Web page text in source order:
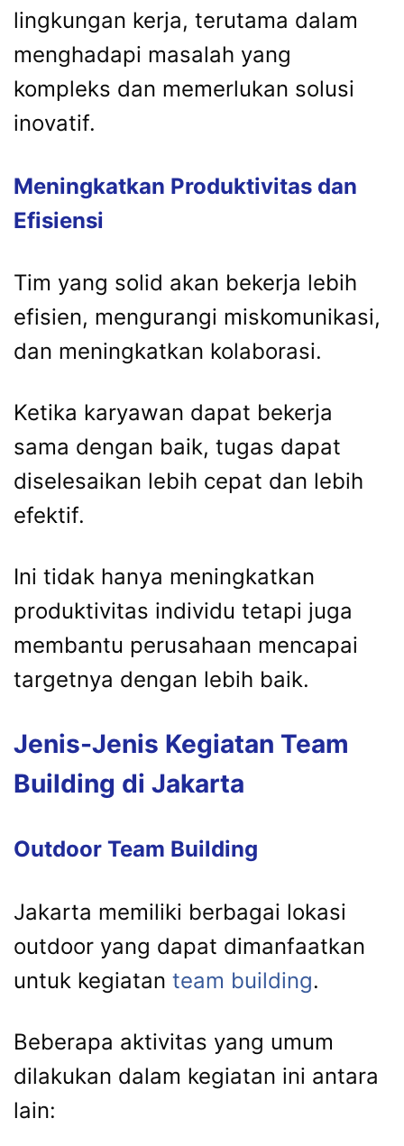
lingkungan kerja, terutama dalam
menghadapi masalah yang
kompleks dan memerlukan solusi
inovatif.
Meningkatkan Produktivitas dan
Efisiensi
Tim yang solid akan bekerja lebih
efisien, mengurangi miskomunikasi,
dan meningkatkan kolaborasi.
Ketika karyawan dapat bekerja
sama dengan baik, tugas dapat
diselesaikan lebih cepat dan lebih
efektif.
Ini tidak hanya meningkatkan
produktivitas individu tetapi juga
membantu perusahaan mencapai
targetnya dengan lebih baik.
Jenis-Jenis Kegiatan Team
Building di Jakarta
Outdoor Team Building
Jakarta memiliki berbagai lokasi
outdoor yang dapat dimanfaatkan
untuk kegiatan team building.
Beberapa aktivitas yang umum
dilakukan dalam kegiatan ini antara
lain: